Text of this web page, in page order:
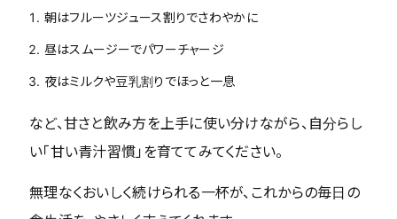
朝はフルーツジュース割りでさわやかに
昼はスムージーでパワーチャージ
夜はミルクや豆乳割りでほっと一息
など、甘さと飲み方を上手に使い分けながら、自分らし
い「甘い青汁習慣」を育ててみてください。
無理なくおいしく続けられる一杯が、これからの毎日の